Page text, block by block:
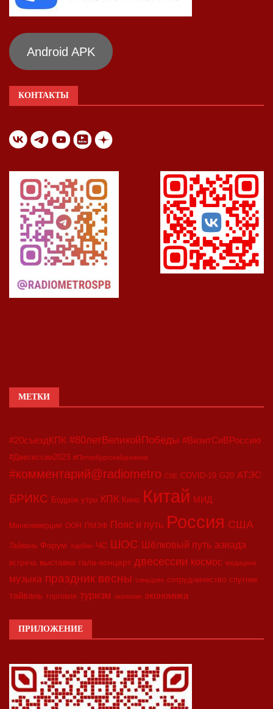
Android APK
КОНТАКТЫ
МЕТКИ
#20съездКПК #80летВеликойПобеды #ВизитСиВРоссию
#Двесессии2023 #Петербургскийдневник
#комментарий@radiometro CIIE COVID-19 G20 АТЭС
БРИКС Бодрое утро КПК Кино Китай МИД
Минкоммерции ООН ПМЭФ Пояс и путь Россия США
Тайвань Форум Харбин ЧС ШОС Шёлковый путь азиада
встреча выставка гала-концерт двесессии космос медицина
музыка праздник весны синьцзян сотрудничество спутник
тайвань торговля туризм экология экономика
ПРИЛОЖЕНИЕ